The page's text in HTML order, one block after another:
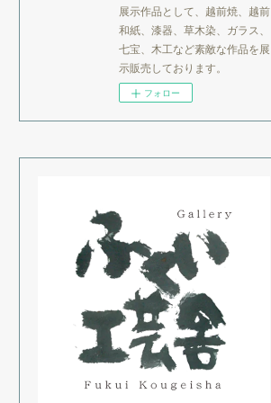
展示作品として、越前焼、越前
和紙、漆器、草木染、ガラス、
七宝、木工など素敵な作品を展
示販売しております。
フォロー